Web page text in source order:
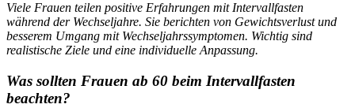
Viele Frauen teilen positive Erfahrungen mit Intervallfasten
während der Wechseljahre. Sie berichten von Gewichtsverlust und
besserem Umgang mit Wechseljahrssymptomen. Wichtig sind
realistische Ziele und eine individuelle Anpassung.
Was sollten Frauen ab 60 beim Intervallfasten
beachten?